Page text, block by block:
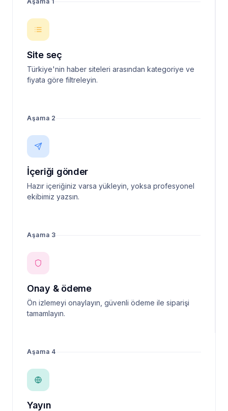
Site seç
Türkiye'nin haber siteleri arasından kategoriye ve
fiyata göre filtreleyin.
Aşama 2
İçeriği gönder
Hazır içeriğiniz varsa yükleyin, yoksa profesyonel
ekibimiz yazsın.
Aşama 3
Onay & ödeme
Ön izlemeyi onaylayın, güvenli ödeme ile siparişi
tamamlayın.
Aşama 4
Yayın